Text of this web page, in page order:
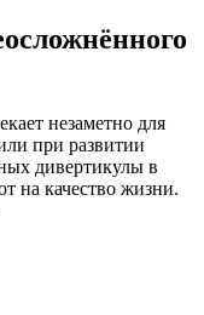
незаметно для
при развитии
дивертикулы в
на качество жизни.